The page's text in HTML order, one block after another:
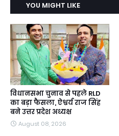
YOU MIGHT LIKE
विधानसभा चुनाव से पहले RLD
का बड़ा फैसला, ऐश्वर्य राज सिंह
बने उत्तर प्रदेश अध्यक्ष
August 08, 2026